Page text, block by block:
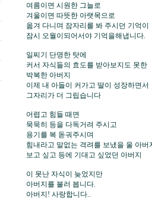
여름이면 시원한 그늘로
겨울이면 따뜻한 아랫목으로
옮겨 다니며 잠자리를 봐 주시던 기억이
잠시 오월이되어서야 기억을해냅니다.
일찌기 단명한 탓에
커서 자식들의 효도를 받아보지도 못한
박복한 아버지
이제 내 아들이 커가고 딸이 성장하면서
그자리가 더 그립습니다
어렵고 힘들 때면
묵묵히 등을 다독거려 주시고
용기를 복 돋궈주시며
힘내라고 말없는 격려를 보냈을 울 아
보고 싶고 등에 기대고 싶었던 아버지
이 못난 자식이 늦었지만
아버지를 불러 봅니다.
아버지! 사랑합니다..